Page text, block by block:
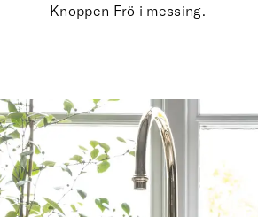
Knoppen Frö i messing.